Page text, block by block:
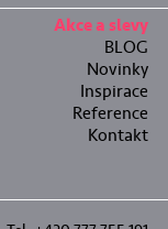
Akce a slevy
BLOG
Novinky
Inspirace
Reference
Kontakt